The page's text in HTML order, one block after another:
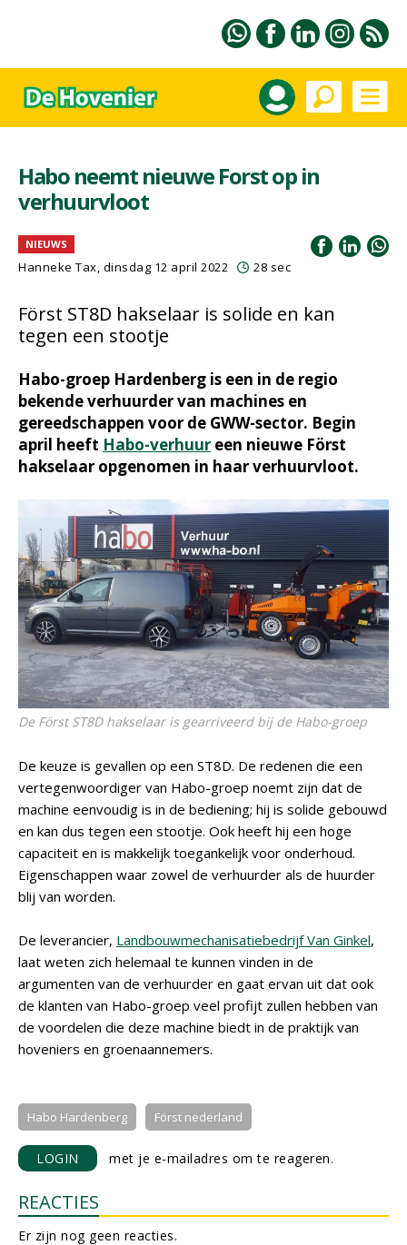
Habo neemt nieuwe Forst op in
verhuurvloot
NIEUWS
Hanneke Tax, dinsdag 12 april 2022 28 sec
Först ST8D hakselaar is solide en kan
tegen een stootje
Habo-groep Hardenberg is een in de regio
bekende verhuurder van machines en
gereedschappen voor de GWW-sector. Begin
april heeft Habo-verhuur een nieuwe Först
hakselaar opgenomen in haar verhuurvloot.
De Först ST8D hakselaar is gearriveerd bij de Habo-groep
De keuze is gevallen op een ST8D. De redenen die een
vertegenwoordiger van Habo-groep noemt zijn dat de
machine eenvoudig is in de bediening; hij is solide gebouwd
en kan dus tegen een stootje. Ook heeft hij een hoge
capaciteit en is makkelijk toegankelijk voor onderhoud.
Eigenschappen waar zowel de verhuurder als de huurder
blij van worden.
De leverancier, Landbouwmechanisatiebedrijf Van Ginkel,
laat weten zich helemaal te kunnen vinden in de
argumenten van de verhuurder en gaat ervan uit dat ook
de klanten van Habo-groep veel profijt zullen hebben van
de voordelen die deze machine biedt in de praktijk van
hoveniers en groenaannemers.
Habo Hardenberg Först nederland
LOGIN met je e-mailadres om te reageren.
REACTIES
Er zijn nog geen reacties.